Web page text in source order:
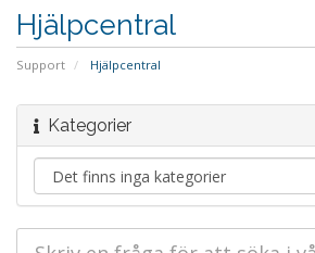
Hjälpcentral
Support Hjälpcentral
Kategorier